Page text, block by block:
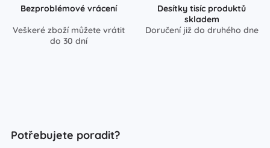
Bezproblémové vrácení
Veškeré zboží můžete vrátit
do 30 dní
Desítky tisíc produktů
skladem
Doručení již do druhého dne
Potřebujete poradit?